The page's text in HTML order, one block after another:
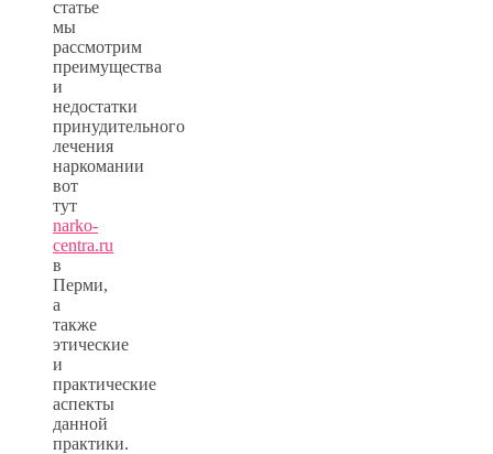
статье
мы
рассмотрим
преимущества
и
недостатки
принудительного
лечения
наркомании
вот
тут
narko-
centra.ru
в
Перми,
а
также
этические
и
практические
аспекты
данной
практики.